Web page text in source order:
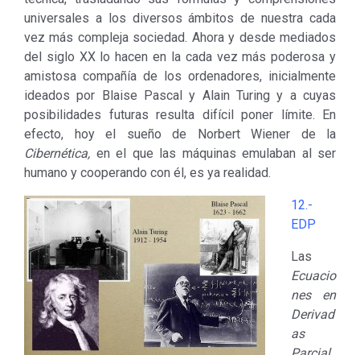
universales a los diversos ámbitos de nuestra cada
vez más compleja sociedad. Ahora y desde mediados
del siglo XX lo hacen en la cada vez más poderosa y
amistosa compañía de los ordenadores, inicialmente
ideados por Blaise Pascal y Alain Turing y a cuyas
posibilidades futuras resulta difícil poner límite. En
efecto, hoy el sueño de Norbert Wiener de la
Cibernética, en el que las máquinas emulaban al ser
humano y cooperando con él, es ya realidad.
12.-
EDP
Las
Ecuacio
nes en
Derivad
as